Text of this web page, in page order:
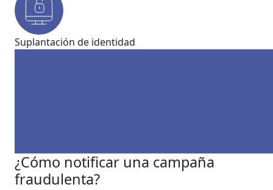
Suplantación de identidad
¿Cómo notificar una campaña
fraudulenta?